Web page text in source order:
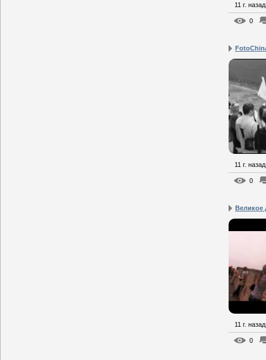
11 г. назад
0
11 г. назад
0
Великое
11 г. назад
0